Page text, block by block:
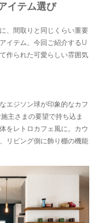
イテム選び
、間取りと同じくらい重要
イテム。今回ご紹介するU
作られた可愛らしい雰囲気
エジソン球が印象的なカフ
主さまの要望で持ち込ま
をレトロカフェ風に。カウ
リビング側に飾り棚の機能